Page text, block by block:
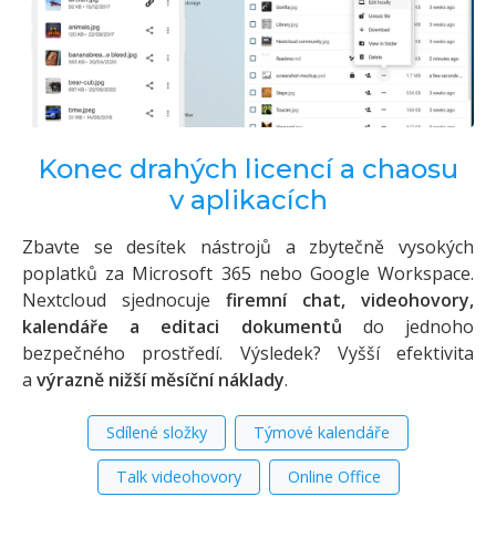
Konec drahých licencí a chaosu
v aplikacích
Zbavte se desítek nástrojů a zbytečně vysokých
poplatků za Microsoft 365 nebo Google Workspace.
Nextcloud sjednocuje firemní chat, videohovory,
kalendáře a editaci dokumentů do jednoho
bezpečného prostředí. Výsledek? Vyšší efektivita
a výrazně nižší měsíční náklady.
Sdílené složky Týmové kalendáře
Talk videohovory Online Office